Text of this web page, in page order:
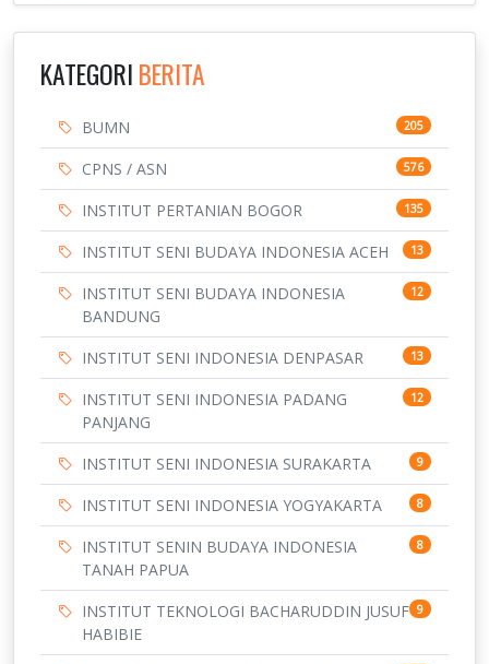
KATEGORI BERITA
BUMN 205
CPNS / ASN 576
INSTITUT PERTANIAN BOGOR 135
INSTITUT SENI BUDAYA INDONESIA ACEH 13
INSTITUT SENI BUDAYA INDONESIA
BANDUNG
12
INSTITUT SENI INDONESIA DENPASAR 13
INSTITUT SENI INDONESIA PADANG
PANJANG
12
INSTITUT SENI INDONESIA SURAKARTA 9
INSTITUT SENI INDONESIA YOGYAKARTA 8
INSTITUT SENIN BUDAYA INDONESIA
TANAH PAPUA
8
INSTITUT TEKNOLOGI BACHARUDDIN JUSUF
HABIBIE
9